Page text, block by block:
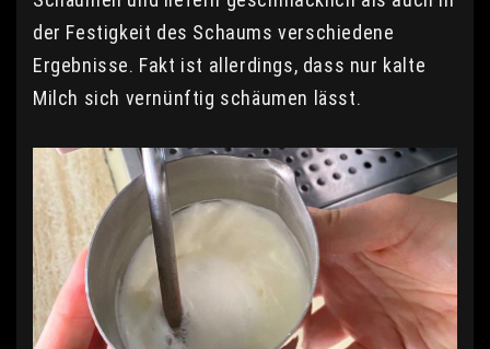
der Festigkeit des Schaums verschiedene
Ergebnisse. Fakt ist allerdings, dass nur kalte
Milch sich vernünftig schäumen lässt.